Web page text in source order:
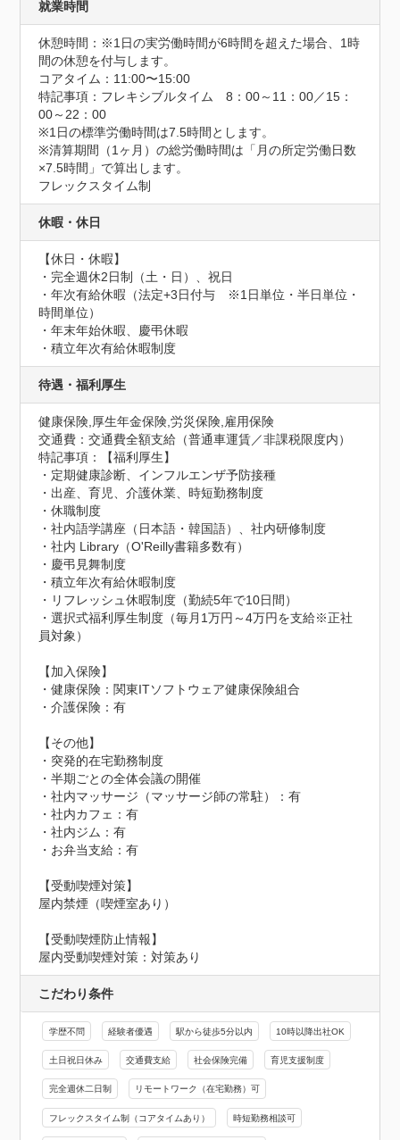
就業時間
休憩時間：※1日の実労働時間が6時間を超えた場合、1時
間の休憩を付与します。
コアタイム：11:00〜15:00
特記事項：フレキシブルタイム　8：00～11：00／15：
00～22：00
※1日の標準労働時間は7.5時間とします。
※清算期間（1ヶ月）の総労働時間は「月の所定労働日数
×7.5時間」で算出します。
フレックスタイム制
休暇・休日
【休日・休暇】
・完全週休2日制（土・日）、祝日
・年次有給休暇（法定+3日付与　※1日単位・半日単位・
時間単位）
・年末年始休暇、慶弔休暇
・積立年次有給休暇制度
待遇・福利厚生
健康保険,厚生年金保険,労災保険,雇用保険
交通費：交通費全額支給（普通車運賃／非課税限度内）
特記事項：【福利厚生】
・定期健康診断、インフルエンザ予防接種
・出産、育児、介護休業、時短勤務制度
・休職制度
・社内語学講座（日本語・韓国語）、社内研修制度
・社内 Library（O'Reilly書籍多数有）
・慶弔見舞制度
・積立年次有給休暇制度
・リフレッシュ休暇制度（勤続5年で10日間）
・選択式福利厚生制度（毎月1万円～4万円を支給※正社
員対象）
【加入保険】
・健康保険：関東ITソフトウェア健康保険組合
・介護保険：有
【その他】
・突発的在宅勤務制度
・半期ごとの全体会議の開催
・社内マッサージ（マッサージ師の常駐）：有
・社内カフェ：有
・社内ジム：有
・お弁当支給：有
【受動喫煙対策】
屋内禁煙（喫煙室あり）
【受動喫煙防止情報】
屋内受動喫煙対策：対策あり
こだわり条件
学歴不問 経験者優遇 駅から徒歩5分以内 10時以降出社OK
土日祝日休み 交通費支給 社会保険完備 育児支援制度
完全週休二日制 リモートワーク（在宅勤務）可
フレックスタイム制（コアタイムあり） 時短勤務相談可